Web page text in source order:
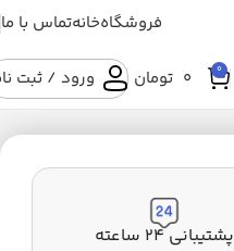
فروشگاهخانهتماس با ما
0
0 تومان ورود / ثبت
پشتیبانی ۲۴ ساعته